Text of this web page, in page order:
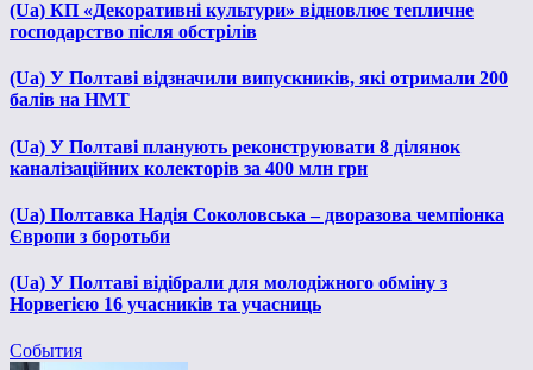
(Ua) КП «Декоративні культури» відновлює тепличне
господарство після обстрілів
(Ua) У Полтаві відзначили випускників, які отримали 200
балів на НМТ
(Ua) У Полтаві планують реконструювати 8 ділянок
каналізаційних колекторів за 400 млн грн
(Ua) Полтавка Надія Соколовська – дворазова чемпіонка
Європи з боротьби
(Ua) У Полтаві відібрали для молодіжного обміну з
Норвегією 16 учасників та учасниць
События